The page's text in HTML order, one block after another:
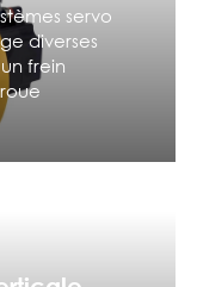
servo
diverses
frein